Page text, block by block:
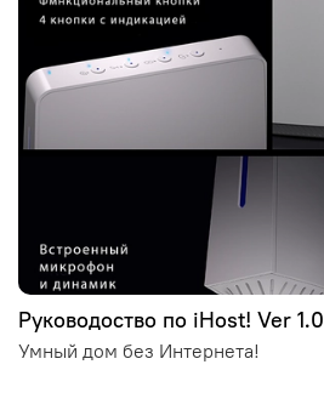
Руководоство по iHost! Ver 1.0
Умный дом без Интернета!